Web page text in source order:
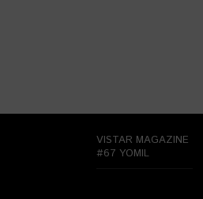
VISTAR MAGAZINE
#67 YOMIL